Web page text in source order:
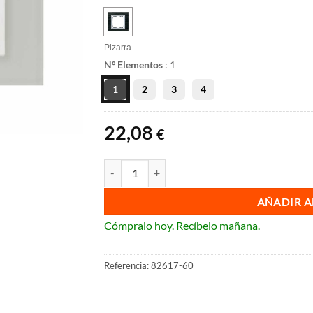
Pizarra
Nº Elementos : 1
1 2 3 4
22,08 €
AÑADIR
Cómpralo hoy. Recíbelo mañana.
Referencia:82617-60